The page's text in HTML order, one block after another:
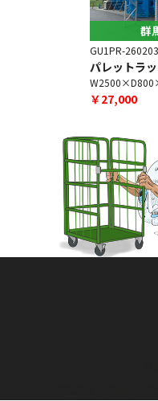
群
GU1PR-
パレットラ
￥27,000